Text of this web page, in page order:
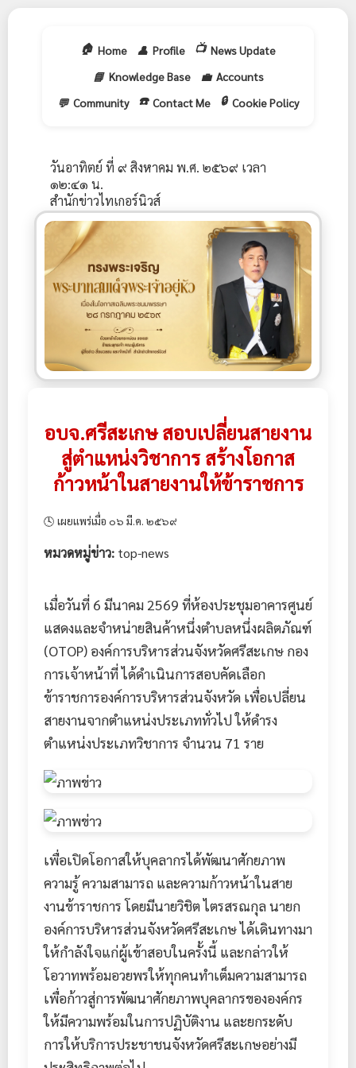
🏠 Home 👤 Profile 📺 News Update
📘 Knowledge Base 💼 Accounts
💬 Community ☎️ Contact Me 🔒 Cookie Policy
วันอาทิตย์ ที่ ๙ สิงหาคม พ.ศ. ๒๕๖๙ เวลา
๑๒:๔๑ น.
สำนักข่าวไทเกอร์นิวส์
อบจ.ศรีสะเกษ สอบเปลี่ยนสายงาน
สู่ตำแหน่งวิชาการ สร้างโอกาส
ก้าวหน้าในสายงานให้ข้าราชการ
🕓 เผยแพร่เมื่อ ๐๖ มี.ค. ๒๕๖๙
หมวดหมู่ข่าว: top-news
เมื่อวันที่ 6 มีนาคม 2569 ที่ห้องประชุมอาคารศูนย์
แสดงและจำหน่ายสินค้าหนึ่งตำบลหนึ่งผลิตภัณฑ์
(OTOP) องค์การบริหารส่วนจังหวัดศรีสะเกษ กอง
การเจ้าหน้าที่ ได้ดำเนินการสอบคัดเลือก
ข้าราชการองค์การบริหารส่วนจังหวัด เพื่อเปลี่ยน
สายงานจากตำแหน่งประเภททั่วไป ให้ดำรง
ตำแหน่งประเภทวิชาการ จำนวน 71 ราย
เพื่อเปิดโอกาสให้บุคลากรได้พัฒนาศักยภาพ
ความรู้ ความสามารถ และความก้าวหน้าในสาย
งานข้าราชการ โดยมีนายวิชิต ไตรสรณกุล นายก
องค์การบริหารส่วนจังหวัดศรีสะเกษ ได้เดินทางมา
ให้กำลังใจแก่ผู้เข้าสอบในครั้งนี้ และกล่าวให้
โอวาทพร้อมอวยพรให้ทุกคนทำเต็มความสามารถ
เพื่อก้าวสู่การพัฒนาศักยภาพบุคลากรขององค์กร
ให้มีความพร้อมในการปฏิบัติงาน และยกระดับ
การให้บริการประชาชนจังหวัดศรีสะเกษอย่างมี